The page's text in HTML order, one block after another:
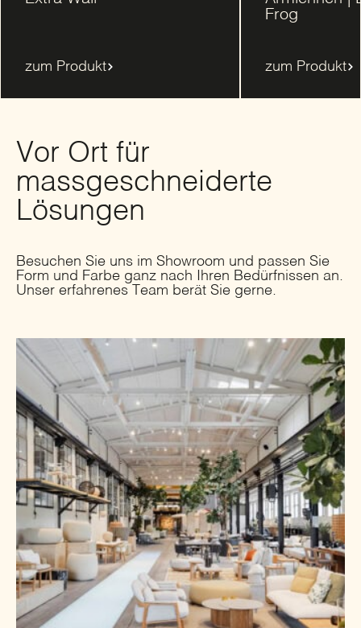
zum Produkt
Frog
zum Produkt
Vor Ort für
massgeschneiderte
Lösungen
Besuchen Sie uns im Showroom und passen Sie
Form und Farbe ganz nach Ihren Bedürfnissen an.
Unser erfahrenes Team berät Sie gerne.